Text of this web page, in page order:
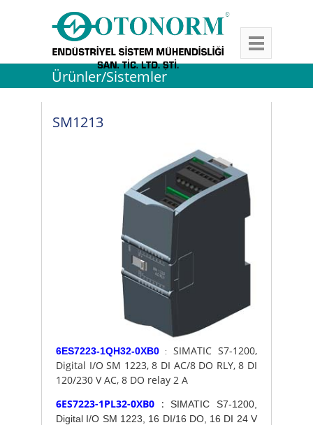
Ürünler/Sistemler
SM1213
6ES7223-1QH32-0XB0 : SIMATIC S7-1200,
Digital I/O SM 1223, 8 DI AC/8 DO RLY, 8 DI
120/230 V AC, 8 DO relay 2 A
6ES7223-1PL32-0XB0 :SIMATIC S7-1200,
Digital I/O SM 1223, 16 DI/16 DO, 16 DI 24 V